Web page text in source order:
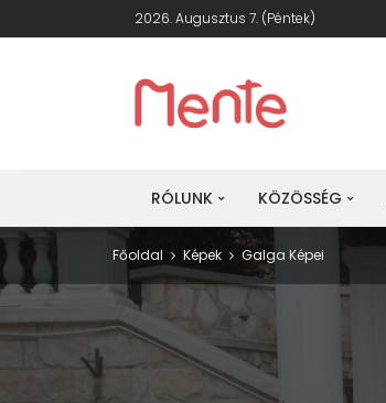
2026. Augusztus 7. (péntek)
RÓLUNK KÖZÖSSÉG
Főoldal Képek Galga Képei